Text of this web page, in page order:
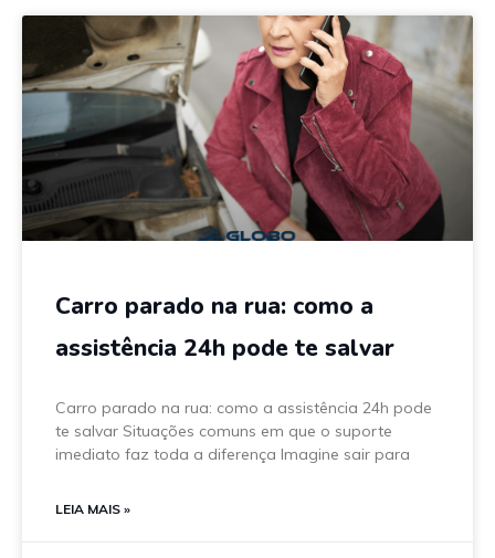
Carro parado na rua: como a
assistência 24h pode te salvar
Carro parado na rua: como a assistência 24h pode
te salvar Situações comuns em que o suporte
imediato faz toda a diferença Imagine sair para
LEIA MAIS »